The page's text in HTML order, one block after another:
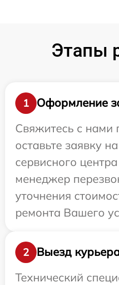
Этапы
1
Оформление
Свяжитесь с нами
оставьте заявку
сервисного
менеджер
уточнения
ремонта Вашего
2
Выезд
Технический